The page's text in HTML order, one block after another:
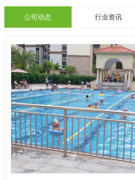
公司动态 行业资讯